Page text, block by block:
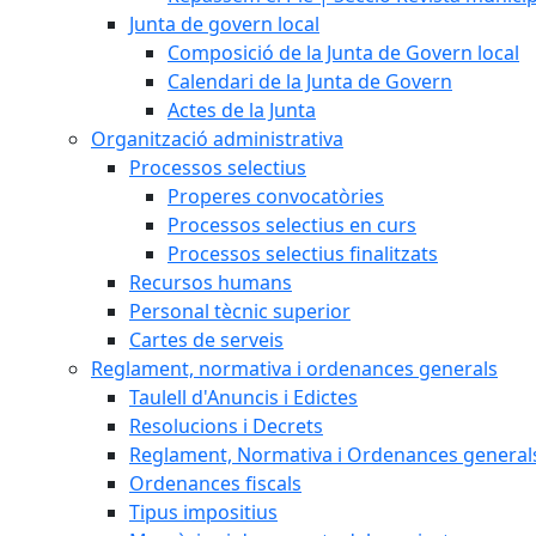
Junta de govern local
Composició de la Junta de Govern local
Calendari de la Junta de Govern
Actes de la Junta
Organització administrativa
Processos selectius
Properes convocatòries
Processos selectius en curs
Processos selectius finalitzats
Recursos humans
Personal tècnic superior
Cartes de serveis
Reglament, normativa i ordenances generals
Taulell d'Anuncis i Edictes
Resolucions i Decrets
Reglament, Normativa i Ordenances
Ordenances fiscals
Tipus impositius